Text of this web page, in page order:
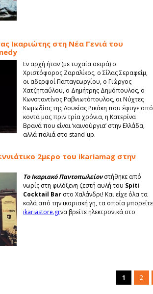
Ικαριώτης στη Νέα Γενιά του
Εν αρχή ήταν (με τυχαία σειρά) ο
Χριστόφορος Ζαραλίκος, o Σίλας Σεραφείμ,
οι αδερφοί Παπαγεωργίου, ο Γιώργος
Χατζηπαύλου, ο Δημήτρης Δημόπουλος, ο
Κωνσταντίνος Ραβνιωτόπουλος, οι Νύχτες
Κωμωδίας της Λουκίας Ρικάκη που έφυγε από
κοντά μας πριν τρία χρόνια, η Κατερίνα
Βρανά που είναι ‘καινούργια’ στην Ελλάδα,
αλλά παλιά στο stand-up.
2μερο του ikariamag στην
Το Ικαριακό Παντοπωλείονστήθηκε από
νωρίς στη φιλόξενη ζεστή αυλή του Spiti
Cocktail Bar στο Χαλάνδρι! Και είχε όλα τα
καλά από την ικαριακή γη, τα οποία μπορείτε
να βρείτε ηλεκτρονικά στο
ikariastore.gr
1 2